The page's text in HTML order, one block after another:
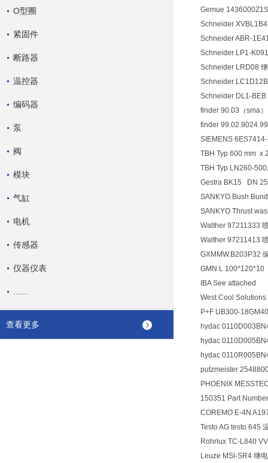
O型圈
紧固件
断路器
温控器
编码器
泵
阀
模块
气缸
电机
传感器
仪器仪表
查看更多
Gemue
Schneider
Schneider ABR-
Schneider LP1-
Schneider LRD08
Schneider
Schneider DL1-BEB
finder 90.03（sma
finder
SIEMENS
TBH Typ 600 mm x
TBH Typ LN260-
Gestra BK15 DN
SANKYO Bush
SANKYO Thrust
Walther 97211333
Walther 97211413
GXMMW.B203P32
GMN L 100*120*10
IBA See attached
West Cool
P+F UB300-
hydac
hydac
hydac
putzmeister
PHOENIX
150351 Part
COREMO E-4N
Testo AG testo 645
Rohrlux TC-L840
Leuze MSI-SR4 继